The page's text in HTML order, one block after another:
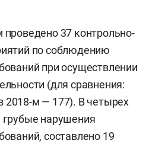
37 контрольно-
по соблюдению
при осуществлении
(для сравнения:
2018-м — 177). В четырех
нарушения
составлено 19